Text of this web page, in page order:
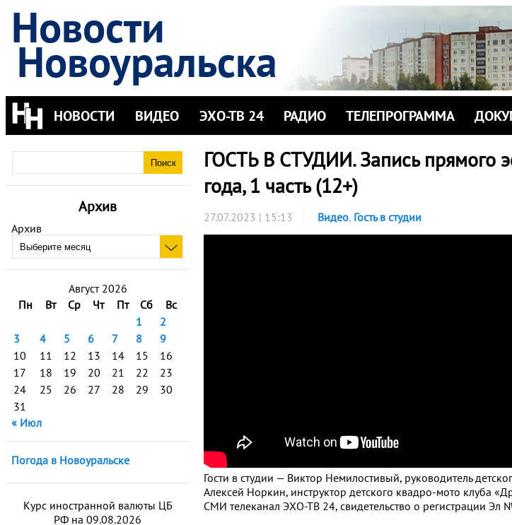
Новости
Новоуральска
НОВОСТИ ВИДЕО ЭХО-ТВ 24 РАДИО ТЕЛЕПРОГРАММА
Архив
Архив
Август 2026
Пн
Вт Ср Чт Пт Сб
Вс
1
2
3
4 5 6 7 8
9
10
11 12 13 14 15
16
17
18 19 20 21 22
23
24
25 26 27 28 29
30
31
« Июл
Погода в Новоуральске
Курс иностранной валюты ЦБ
РФ на 09.08.2026
ГОСТЬ В СТУДИИ. Запись прямого
года, 1 часть (12+)
27.07.2023 | 15:13 Видео, Гость в студии
Гости в студии — Виктор Немилостивый, руководитель
Алексей Норкин, инструктор детского квадро-мото клуба
СМИ телеканал ЭХО-ТВ 24, свидетельство о регистрации